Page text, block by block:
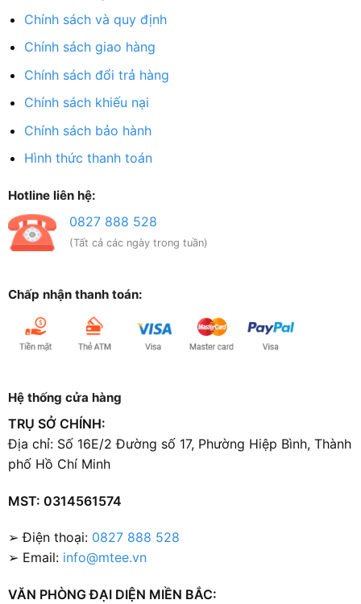
Chính sách và quy định
Chính sách giao hàng
Chính sách đổi trả hàng
Chính sách khiếu nại
Chính sách bảo hành
Hình thức thanh toán
Hotline liên hệ:
0827 888 528
(Tất cả các ngày trong tuần)
Chấp nhận thanh toán:
Hệ thống cửa hàng
TRỤ SỞ CHÍNH:
Địa chỉ: Số 16E/2 Đường số 17, Phường Hiệp Bình, Thành
phố Hồ Chí Minh
MST: 0314561574
➢ Điện thoại: 0827 888 528
➢ Email: info@mtee.vn
VĂN PHÒNG ĐẠI DIỆN MIỀN BẮC: